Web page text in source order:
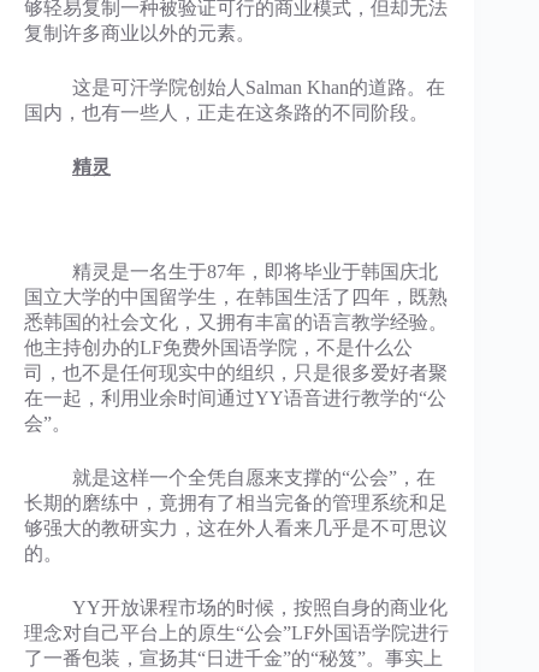
够轻易复制一种被验证可行的商业模式，但却无法
复制许多商业以外的元素。
这是可汗学院创始人Salman Khan的道路。在
国内，也有一些人，正走在这条路的不同阶段。
精灵
精灵是一名生于87年，即将毕业于韩国庆北
国立大学的中国留学生，在韩国生活了四年，既熟
悉韩国的社会文化，又拥有丰富的语言教学经验。
他主持创办的LF免费外国语学院，不是什么公
司，也不是任何现实中的组织，只是很多爱好者聚
在一起，利用业余时间通过YY语音进行教学的“公
会”。
就是这样一个全凭自愿来支撑的“公会”，在
长期的磨练中，竟拥有了相当完备的管理系统和足
够强大的教研实力，这在外人看来几乎是不可思议
的。
YY开放课程市场的时候，按照自身的商业化
理念对自己平台上的原生“公会”LF外国语学院进行
了一番包装，宣扬其“日进千金”的“秘笈”。事实上